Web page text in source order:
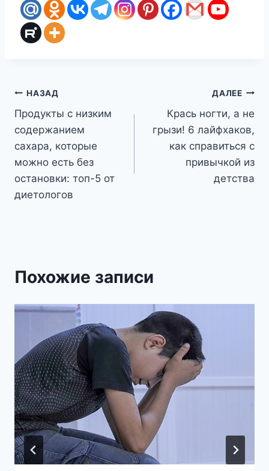
Навигация
по
записям
НАЗАД
Продукты с низким
содержанием
сахара, которые
можно есть без
остановки: топ-5 от
диетологов
ДАЛЕЕ
Крась ногти, а не
грызи! 6 лайфхаков,
как справиться с
привычкой из
детства
Похожие записи